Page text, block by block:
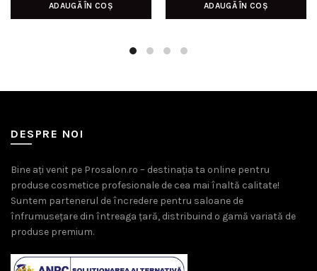
ADAUGĂ ÎN COȘ ADAUGĂ ÎN COȘ
DESPRE NOI
Bine ați venit pe Prosalon.ro – destinația ta online pentru
produse cosmetice profesionale de cea mai înaltă calitate!
Suntem partenerul de încredere pentru saloane de
înfrumusețare din întreaga țară, distribuind o gamă variată de
produse premium.